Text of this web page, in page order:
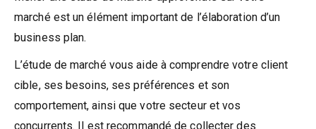
marché est un élément important de l’élaboration d’un
business plan.
L’étude de marché vous aide à comprendre votre client
cible, ses besoins, ses préférences et son
comportement, ainsi que votre secteur et vos
concurrents. Il est recommandé de collecter des